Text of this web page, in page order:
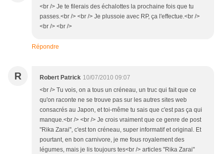
<br /> Je te filerais des échalottes la prochaine fois que tu
passes.<br /> <br /> Je plussoie avec RP, ça l'effectue.<br />
<br /> <br />
Répondre
R Robert Patrick 10/07/2010 09:07
<br /> Tu vois, on a tous un créneau, un truc qui fait que ce
qu'on raconte ne se trouve pas sur les autres sites web
consacrés au Japon, et toi-même tu sais que c'est pas ça qui
manque.<br /> <br /> Je crois vraiment que ce genre de post
"Rika Zarai", c'est ton créneau, super informatif et original. Et
pourtant, en bon carnivore, je me fous royalement des
légumes, mais je lis toujours tes<br /> articles "Rika Zarai"